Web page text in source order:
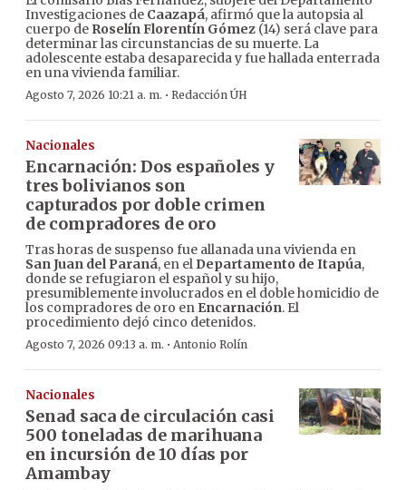
Investigaciones de Caazapá, afirmó que la autopsia al
cuerpo de Roselín Florentín Gómez (14) será clave para
determinar las circunstancias de su muerte. La
adolescente estaba desaparecida y fue hallada enterrada
en una vivienda familiar.
Agosto 7, 2026 10:21 a. m. · Redacción ÚH
Nacionales
Encarnación: Dos españoles y
tres bolivianos son
capturados por doble crimen
de compradores de oro
Tras horas de suspenso fue allanada una vivienda en
San Juan del Paraná, en el Departamento de Itapúa,
donde se refugiaron el español y su hijo,
presumiblemente involucrados en el doble homicidio de
los compradores de oro en Encarnación. El
procedimiento dejó cinco detenidos.
Agosto 7, 2026 09:13 a. m. · Antonio Rolín
Nacionales
Senad saca de circulación casi
500 toneladas de marihuana
en incursión de 10 días por
Amambay